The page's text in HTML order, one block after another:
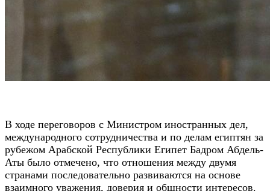
В ходе переговоров с Министром иностранных дел,
международного сотрудничества и по делам египтян за
рубежом Арабской Республики Египет Бадром Абдель-
Аты было отмечено, что отношения между двумя
странами последовательно развиваются на основе
взаимного уважения, доверия и общности интересов.